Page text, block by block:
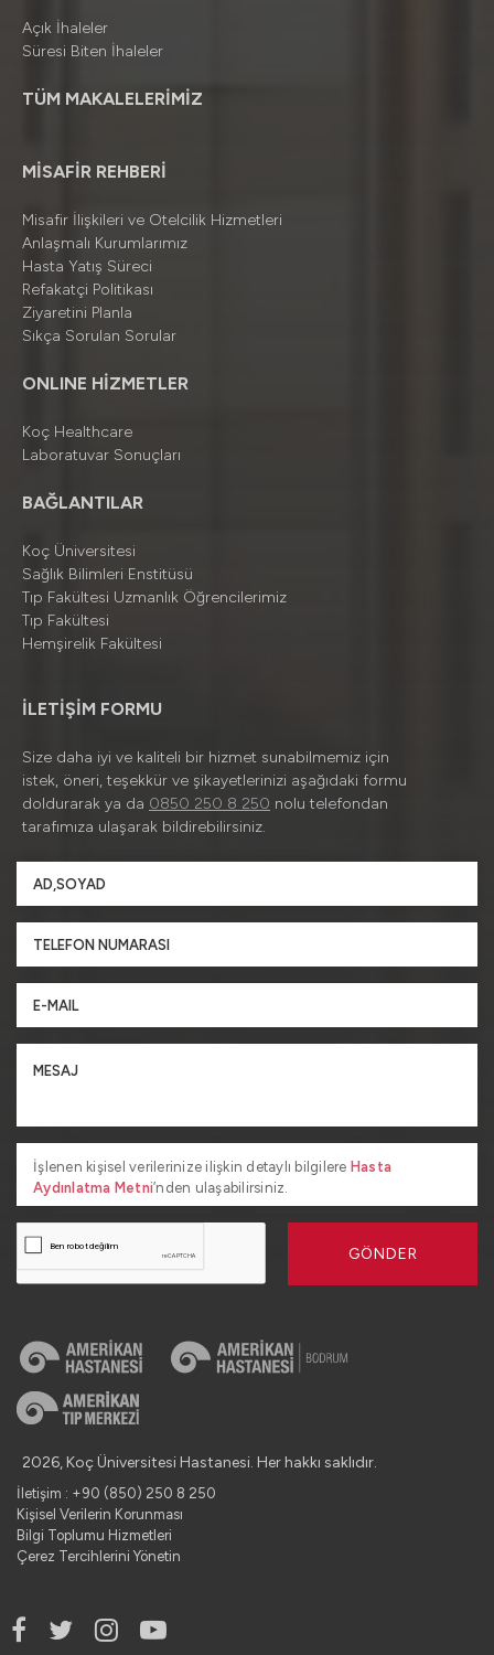
Açık İhaleler
Süresi Biten İhaleler
TÜM MAKALELERİMİZ
MİSAFİR REHBERİ
Misafir İlişkileri ve Otelcilik Hizmetleri
Anlaşmalı Kurumlarımız
Hasta Yatış Süreci
Refakatçi Politikası
Ziyaretini Planla
Sıkça Sorulan Sorular
ONLINE HİZMETLER
Koç Healthcare
Laboratuvar Sonuçları
BAĞLANTILAR
Koç Üniversitesi
Sağlık Bilimleri Enstitüsü
Tıp Fakültesi Uzmanlık Öğrencilerimiz
Tıp Fakültesi
Hemşirelik Fakültesi
İLETİŞİM FORMU
Size daha iyi ve kaliteli bir hizmet sunabilmemiz için
istek, öneri, teşekkür ve şikayetlerinizi aşağıdaki formu
doldurarak ya da 0850 250 8 250 nolu telefondan
tarafımıza ulaşarak bildirebilirsiniz.
İşlenen kişisel verilerinize ilişkin detaylı bilgilere Hasta
Aydınlatma Metni’nden ulaşabilirsiniz.
GÖNDER
2026, Koç Üniversitesi Hastanesi. Her hakkı saklıdır.
İletişim : +90 (850) 250 8 250
Kişisel Verilerin Korunması
Bilgi Toplumu Hizmetleri
Çerez Tercihlerini Yönetin